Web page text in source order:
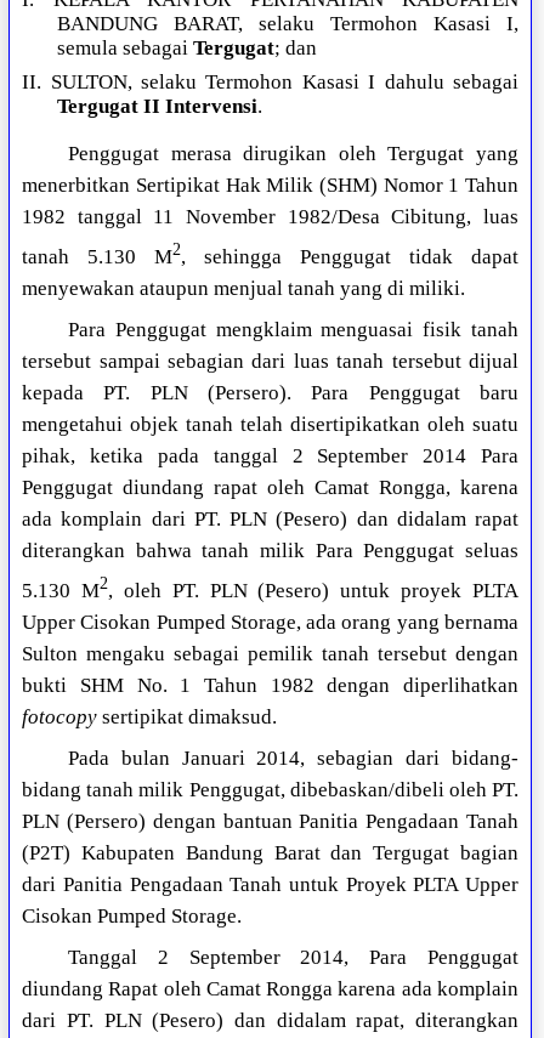
BANDUNG BARAT, selaku Termohon Kasasi I,
semula sebagai Tergugat; dan
II. SULTON, selaku Termohon Kasasi I dahulu sebagai
Tergugat II Intervensi.
Penggugat merasa dirugikan oleh Tergugat yang
menerbitkan Sertipikat Hak Milik (SHM) Nomor 1 Tahun
1982 tanggal 11 November 1982/Desa Cibitung, luas
tanah 5.130 M2, sehingga Penggugat tidak dapat
menyewakan ataupun menjual tanah yang di miliki.
Para Penggugat mengklaim menguasai fisik tanah
tersebut sampai sebagian dari luas tanah tersebut dijual
kepada PT. PLN (Persero). Para Penggugat baru
mengetahui objek tanah telah disertipikatkan oleh suatu
pihak, ketika pada tanggal 2 September 2014 Para
Penggugat diundang rapat oleh Camat Rongga, karena
ada komplain dari PT. PLN (Pesero) dan didalam rapat
diterangkan bahwa tanah milik Para Penggugat seluas
5.130 M2, oleh PT. PLN (Pesero) untuk proyek PLTA
Upper Cisokan Pumped Storage, ada orang yang bernama
Sulton mengaku sebagai pemilik tanah tersebut dengan
bukti SHM No. 1 Tahun 1982 dengan diperlihatkan
fotocopy sertipikat dimaksud.
Pada bulan Januari 2014, sebagian dari bidang-
bidang tanah milik Penggugat, dibebaskan/dibeli oleh PT.
PLN (Persero) dengan bantuan Panitia Pengadaan Tanah
(P2T) Kabupaten Bandung Barat dan Tergugat bagian
dari Panitia Pengadaan Tanah untuk Proyek PLTA Upper
Cisokan Pumped Storage.
Tanggal 2 September 2014, Para Penggugat
diundang Rapat oleh Camat Rongga karena ada komplain
dari PT. PLN (Pesero) dan didalam rapat, diterangkan